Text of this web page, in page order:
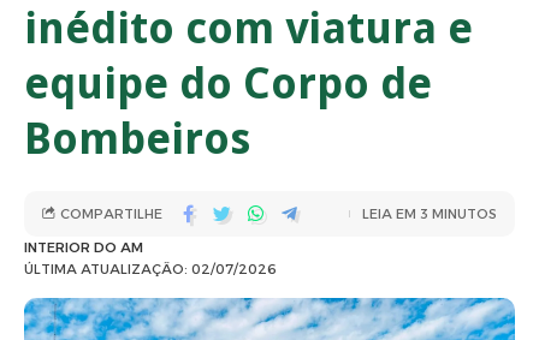
inédito com viatura e
equipe do Corpo de
Bombeiros
ÚLTIMA ATUALIZAÇÃO: 02/07/2026
INTERIOR DO AM
COMPARTILHE LEIA EM 3 MINUTOS